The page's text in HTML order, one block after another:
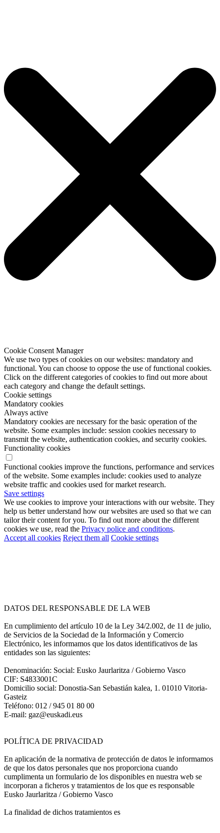
Cookie Consent Manager
We use two types of cookies on our websites: mandatory and
functional. You can choose to oppose the use of functional cookies.
Click on the different categories of cookies to find out more about
each category and change the default settings.
Cookie settings
Mandatory cookies
Always active
Mandatory cookies are necessary for the basic operation of the
website. Some examples include: session cookies necessary to
transmit the website, authentication cookies, and security cookies.
Functionality cookies
Functional cookies improve the functions, performance and services
of the website. Some examples include: cookies used to analyze
website traffic and cookies used for market research.
Save settings
We use cookies to improve your interactions with our website. They
help us better understand how our websites are used so that we can
tailor their content for you. To find out more about the different
cookies we use, read the Privacy police and conditions.
Accept all cookies Reject them all Cookie settings
DATOS DEL RESPONSABLE DE LA WEB
En cumplimiento del artículo 10 de la Ley 34/2.002, de 11 de julio,
de Servicios de la Sociedad de la Información y Comercio
Electrónico, les informamos que los datos identificativos de las
entidades son las siguientes:
Denominación: Social: Eusko Jaurlaritza / Gobierno Vasco
CIF: S4833001C
Domicilio social: Donostia-San Sebastián kalea, 1. 01010 Vitoria-
Gasteiz
Teléfono: 012 / 945 01 80 00
E-mail: gaz@euskadi.eus
POLÍTICA DE PRIVACIDAD
En aplicación de la normativa de protección de datos le informamos
de que los datos personales que nos proporciona cuando
cumplimenta un formulario de los disponibles en nuestra web se
incorporan a ficheros y tratamientos de los que es responsable
Eusko Jaurlaritza / Gobierno Vasco
La finalidad de dichos tratamientos es